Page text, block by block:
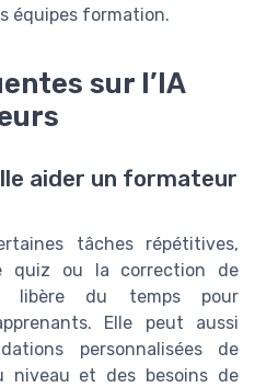
équipes formation.
sur l’IA
aider un formateur
tâches répétitives,
quiz ou la correction de
libère du temps pour
Elle peut aussi
personnalisées de
et des besoins de